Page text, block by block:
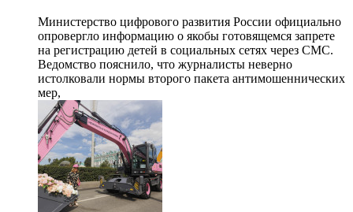
Министерство цифрового развития России официально
опровергло информацию о якобы готовящемся запрете
на регистрацию детей в социальных сетях через СМС.
Ведомство пояснило, что журналисты неверно
истолковали нормы второго пакета антимошеннических
мер,